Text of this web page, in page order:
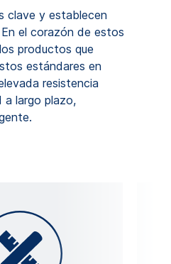
clave y establecen
el corazón de estos
productos que
estándares en
resistencia
a largo plazo,